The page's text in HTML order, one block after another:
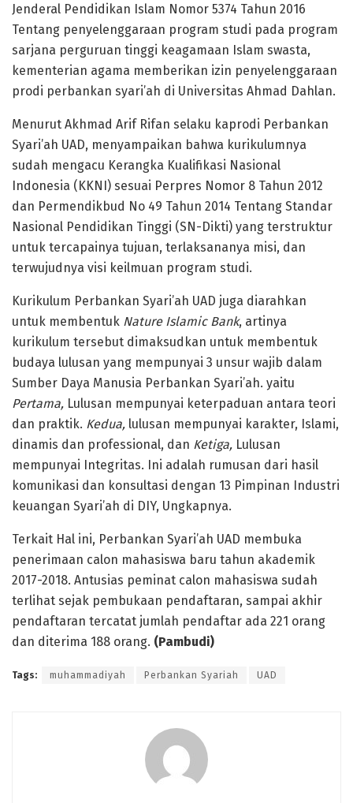
Jenderal Pendidikan Islam Nomor 5374 Tahun 2016
Tentang penyelenggaraan program studi pada program
sarjana perguruan tinggi keagamaan Islam swasta,
kementerian agama memberikan izin penyelenggaraan
prodi perbankan syari’ah di Universitas Ahmad Dahlan.
Menurut Akhmad Arif Rifan selaku kaprodi Perbankan
Syari’ah UAD, menyampaikan bahwa kurikulumnya
sudah mengacu Kerangka Kualifikasi Nasional
Indonesia (KKNI) sesuai Perpres Nomor 8 Tahun 2012
dan Permendikbud No 49 Tahun 2014 Tentang Standar
Nasional Pendidikan Tinggi (SN-Dikti) yang terstruktur
untuk tercapainya tujuan, terlaksananya misi, dan
terwujudnya visi keilmuan program studi.
Kurikulum Perbankan Syari’ah UAD juga diarahkan
untuk membentuk Nature Islamic Bank, artinya
kurikulum tersebut dimaksudkan untuk membentuk
budaya lulusan yang mempunyai 3 unsur wajib dalam
Sumber Daya Manusia Perbankan Syari’ah. yaitu
Pertama, Lulusan mempunyai keterpaduan antara teori
dan praktik. Kedua, lulusan mempunyai karakter, Islami,
dinamis dan professional, dan Ketiga, Lulusan
mempunyai Integritas. Ini adalah rumusan dari hasil
komunikasi dan konsultasi dengan 13 Pimpinan Industri
keuangan Syari’ah di DIY, Ungkapnya.
Terkait Hal ini, Perbankan Syari’ah UAD membuka
penerimaan calon mahasiswa baru tahun akademik
2017-2018. Antusias peminat calon mahasiswa sudah
terlihat sejak pembukaan pendaftaran, sampai akhir
pendaftaran tercatat jumlah pendaftar ada 221 orang
dan diterima 188 orang. (Pambudi)
Tags: muhammadiyah Perbankan Syariah UAD